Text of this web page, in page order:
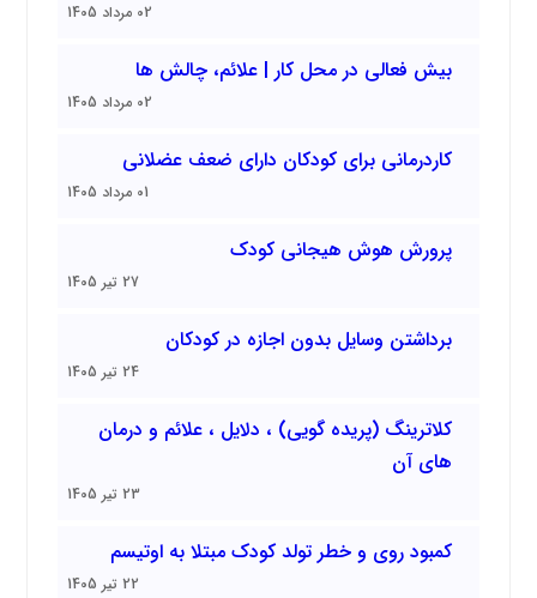
02 مرداد 1405
بیش فعالی در محل کار | علائم، چالش ها
02 مرداد 1405
کاردرمانی برای کودکان دارای ضعف عضلانی
01 مرداد 1405
پرورش هوش هیجانی کودک
27 تیر 1405
برداشتن وسایل بدون اجازه در کودکان
24 تیر 1405
کلاترینگ (پریده گویی) ، دلایل ، علائم و درمان
های آن
23 تیر 1405
کمبود روی و خطر تولد کودک مبتلا به اوتیسم
22 تیر 1405